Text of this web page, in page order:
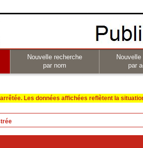
Nouvelle recherche
par nom
par
Les données affichées reflètent la